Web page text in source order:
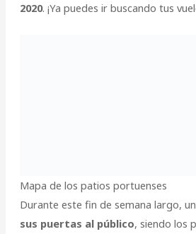
2020. ¡Ya puedes ir buscando tus
Mapa de los patios portuenses
Durante este fin de semana largo,
sus puertas al público, siendo los